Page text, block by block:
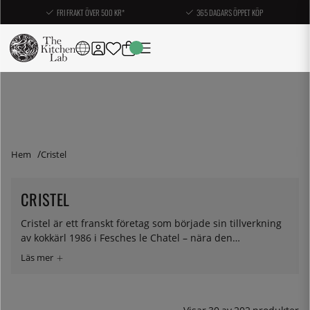
FRI FRAKT ÖVER 500 KR* 365 DAGARS ÖPPET KÖP
Hem Cristel
CRISTEL
Cristel är ett franskt företag som började sin tillverkning
av kokkärl 1986 i Fesches le Chatel – nära den
schweiziska gränsen. Deras prisbelönta produkter